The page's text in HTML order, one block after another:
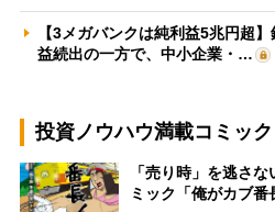
【3メガバンクは純利益5兆円超
益続出の一方で、中小企業・…
投資ノウハウ満載コミック
「売り時」を逃さ
ミック「俺がカブ番